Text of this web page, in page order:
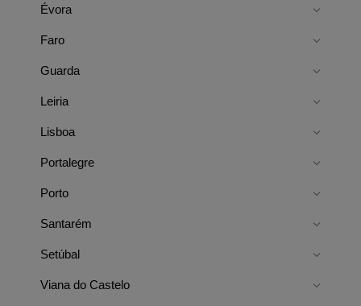
Évora
Faro
Guarda
Leiria
Lisboa
Portalegre
Porto
Santarém
Setúbal
Viana do Castelo